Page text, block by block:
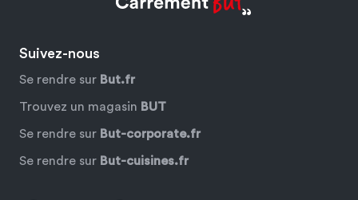
Suivez-nous
Se rendre sur But.fr
Trouvez un magasin BUT
Se rendre sur But-corporate.fr
Se rendre sur But-cuisines.fr